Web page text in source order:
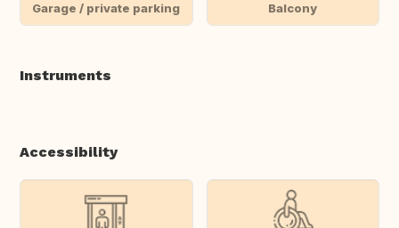
Garage / private parking Balcony
Instruments
Accessibility